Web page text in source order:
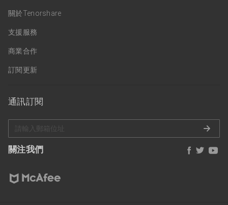
關於Tenorshare
支援服務
商業合作
訂閱更新
通訊訂閱
關注我們